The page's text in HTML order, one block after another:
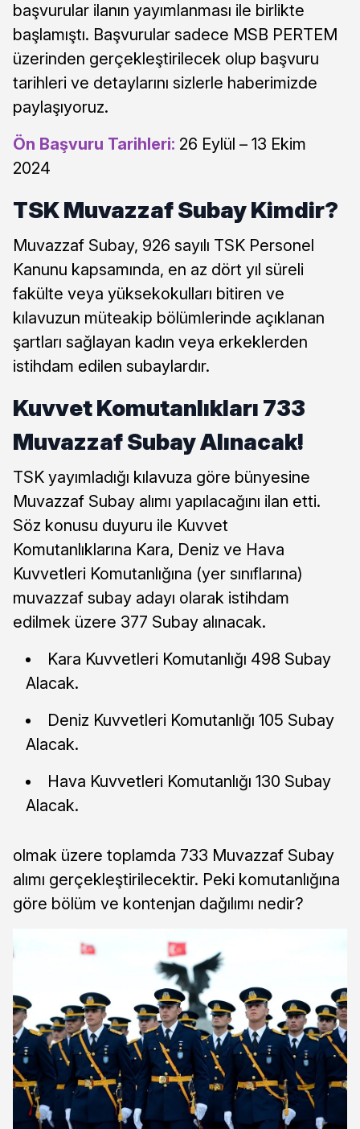
başvurular ilanın yayımlanması ile birlikte
başlamıştı. Başvurular sadece MSB PERTEM
üzerinden gerçekleştirilecek olup başvuru
tarihleri ve detaylarını sizlerle haberimizde
paylaşıyoruz.
Ön Başvuru Tarihleri: 26 Eylül – 13 Ekim
2024
TSK Muvazzaf Subay Kimdir?
Muvazzaf Subay, 926 sayılı TSK Personel
Kanunu kapsamında, en az dört yıl süreli
fakülte veya yüksekokulları bitiren ve
kılavuzun müteakip bölümlerinde açıklanan
şartları sağlayan kadın veya erkeklerden
istihdam edilen subaylardır.
Kuvvet Komutanlıkları 733
Muvazzaf Subay Alınacak!
TSK yayımladığı kılavuza göre bünyesine
Muvazzaf Subay alımı yapılacağını ilan etti.
Söz konusu duyuru ile Kuvvet
Komutanlıklarına Kara, Deniz ve Hava
Kuvvetleri Komutanlığına (yer sınıflarına)
muvazzaf subay adayı olarak istihdam
edilmek üzere 377 Subay alınacak.
Kara Kuvvetleri Komutanlığı 498 Subay
Alacak.
Deniz Kuvvetleri Komutanlığı 105 Subay
Alacak.
Hava Kuvvetleri Komutanlığı 130 Subay
Alacak.
olmak üzere toplamda 733 Muvazzaf Subay
alımı gerçekleştirilecektir. Peki komutanlığına
göre bölüm ve kontenjan dağılımı nedir?